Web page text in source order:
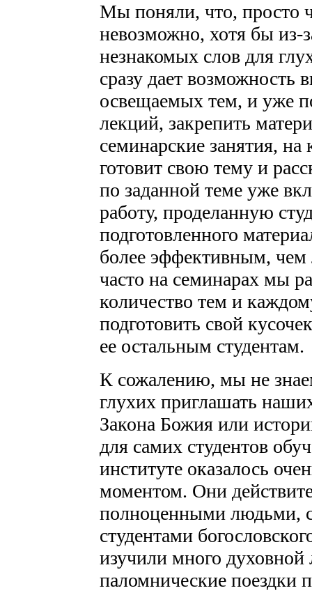
Мы поняли, что, просто
невозможно, хотя бы из-
незнакомых слов для
сразу дает возможность
освещаемых тем, и уже
лекций, закрепить
семинарские занятия,
готовит свою тему и
по заданной теме уже
работу, проделанную
подготовленного
более эффективным, чем
часто на семинарах мы
количество тем и
подготовить свой
ее остальным студентам.
К сожалению, мы не
глухих приглашать
Закона Божия или
для самих студентов
институте оказалось
моментом. Они
полноценными людьми,
студентами
изучили много духовной
паломнические поездки